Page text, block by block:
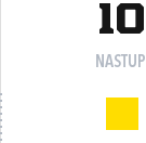
10
NASTUPI